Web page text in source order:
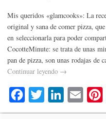
Mis queridos «glamcooks»: La
original y sana de comer pizza,
en seleccionarla para poder
CocotteMinute: se trata de unas
pan de pizza, son unas rodajas de
Continuar leyendo →
Fa
ce
T
wi
Li
nk
E
m